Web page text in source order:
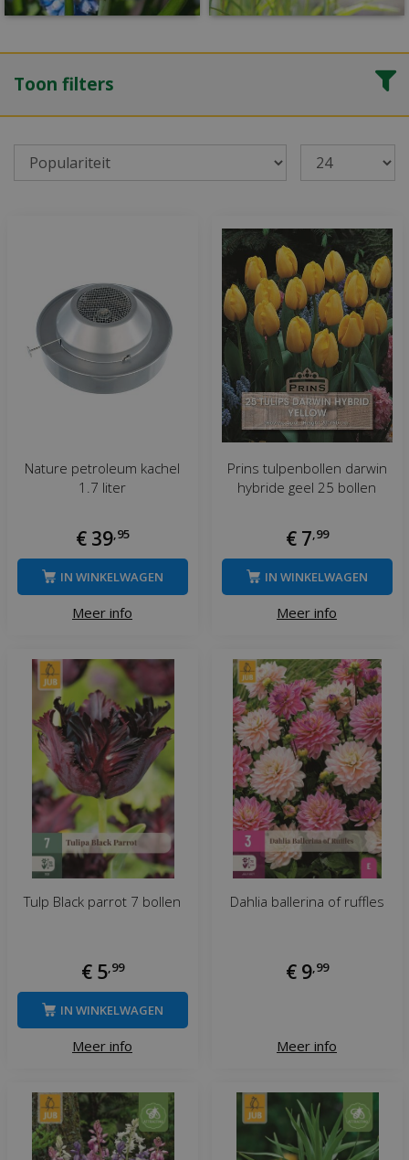
Toon filters
Nature petroleum kachel
1.7 liter
€ 39, 95
Meer info
IN WINKELWAGEN
Prins tulpenbollen darwin
hybride geel 25 bollen
€ 7 99
Meer info
IN WINKELWAGEN
Tulp Black parrot 7 bollen
€ 5 99
Meer info
IN WINKELWAGEN
Dahlia ballerina of ruffles
€ 9, 99
Meer info